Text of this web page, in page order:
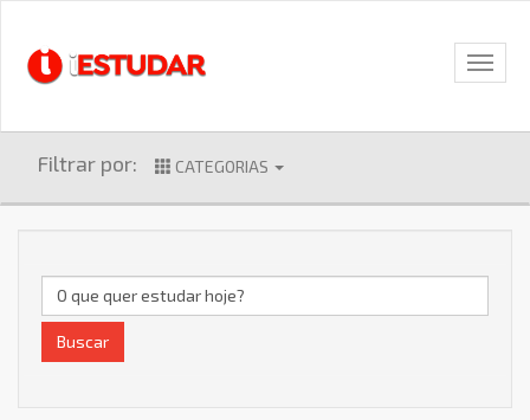
Filtrar por: CATEGORIAS
Buscar